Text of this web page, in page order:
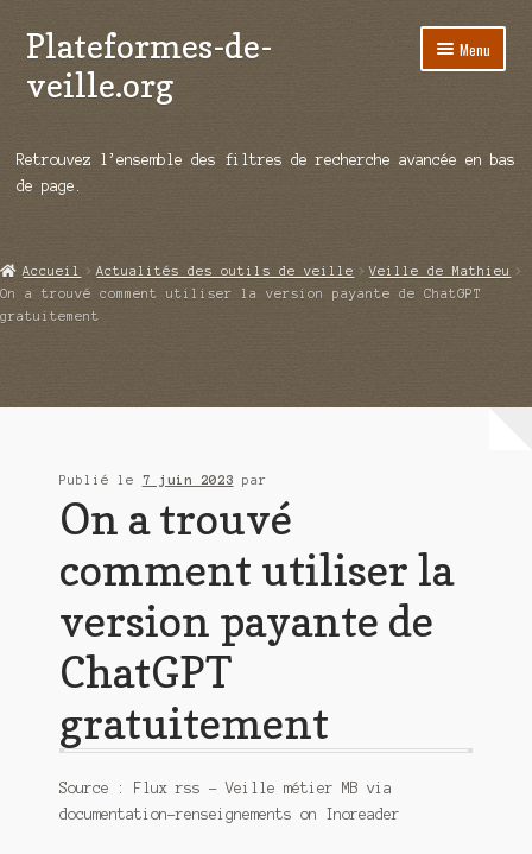
Aller
à
la
Aller
au
contenu
Plateformes-de-
veille.org
Menu
Répertoire d’ouitils
Démos vidéos
Ouvrir
Qui sommes-nous ?
Retrouvez l’ensemble des filtres de recherche avancée en bas
de page.
Accueil Actualités des outils de veille
Veille de Mathieu
On a trouvé comment utiliser la version payante de ChatGPT
gratuitement
Publié le 7 juin 2023 par
On a trouvé
comment utiliser la
version payante de
ChatGPT
gratuitement
Source : Flux rss – Veille métier MB via
documentation-renseignements on Inoreader